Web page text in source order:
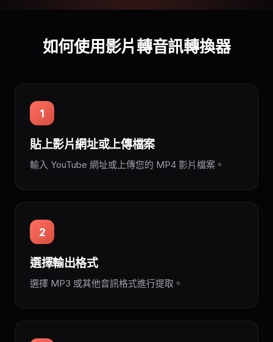
如何使用影片轉音訊轉換器
1
貼上影片網址或上傳檔案
輸入 YouTube 網址或上傳您的 MP4 影片檔案。
2
選擇輸出格式
選擇 MP3 或其他音訊格式進行提取。